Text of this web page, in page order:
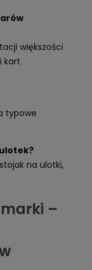
większości
kart
typowe
na ulotki,
–